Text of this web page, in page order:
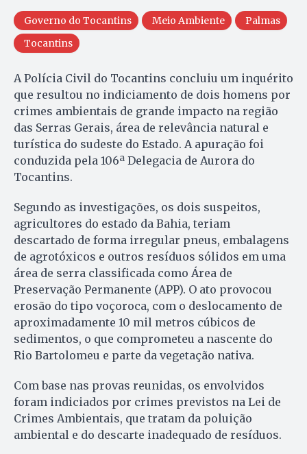
Governo do Tocantins Meio Ambiente
Palmas
Tocantins
A Polícia Civil do Tocantins concluiu um inquérito
que resultou no indiciamento de dois homens por
crimes ambientais de grande impacto na região
das Serras Gerais, área de relevância natural e
turística do sudeste do Estado. A apuração foi
conduzida pela 106ª Delegacia de Aurora do
Tocantins.
Segundo as investigações, os dois suspeitos,
agricultores do estado da Bahia, teriam
descartado de forma irregular pneus, embalagens
de agrotóxicos e outros resíduos sólidos em uma
área de serra classificada como Área de
Preservação Permanente (APP). O ato provocou
erosão do tipo voçoroca, com o deslocamento de
aproximadamente 10 mil metros cúbicos de
sedimentos, o que comprometeu a nascente do
Rio Bartolomeu e parte da vegetação nativa.
Com base nas provas reunidas, os envolvidos
foram indiciados por crimes previstos na Lei de
Crimes Ambientais, que tratam da poluição
ambiental e do descarte inadequado de resíduos.